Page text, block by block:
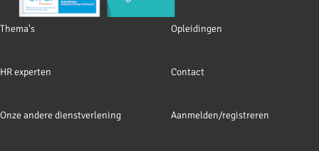
Footer
Thema's Opleidingen
HR experten Contact
Onze andere dienstverlening Aanmelden/registreren